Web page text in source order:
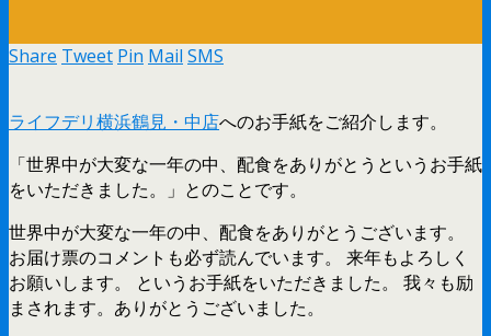
Share Tweet Pin Mail SMS
ライフデリ横浜鶴見・中店へのお手紙をご紹介します。
「世界中が大変な一年の中、配食をありがとうというお手紙
をいただきました。」とのことです。
世界中が大変な一年の中、配食をありがとうございます。
お届け票のコメントも必ず読んでいます。 来年もよろしく
お願いします。 というお手紙をいただきました。 我々も励
まされます。ありがとうございました。